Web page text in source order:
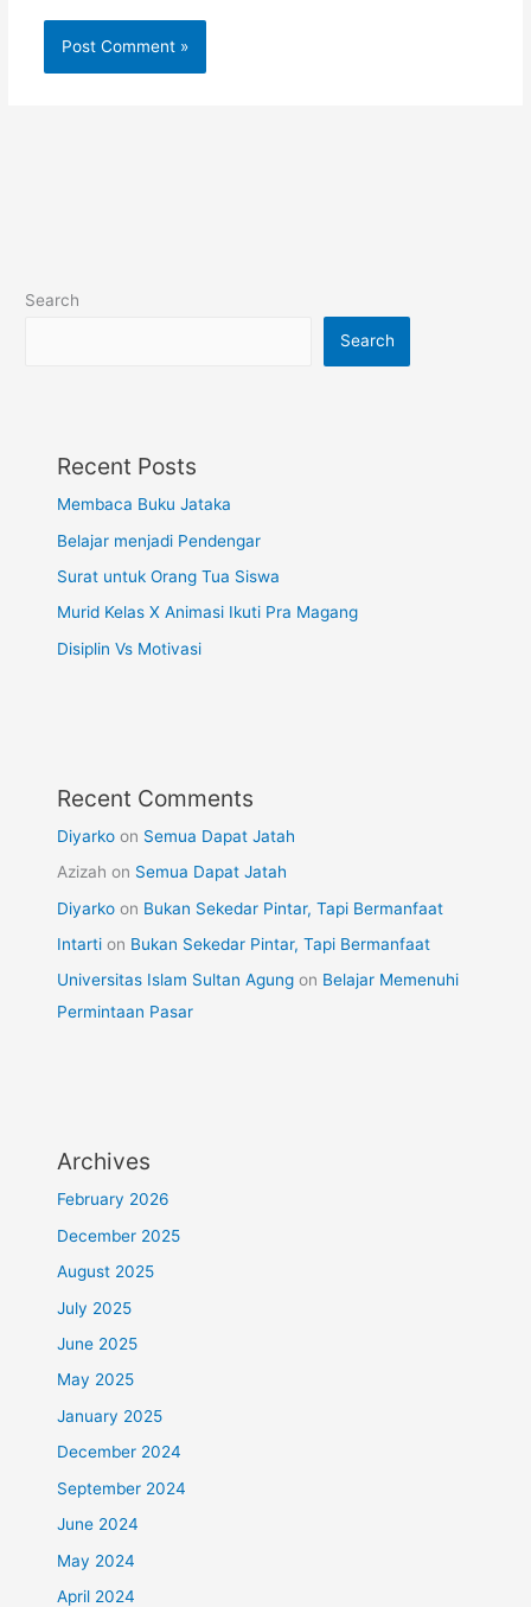
Search
Search
Recent Posts
Membaca Buku Jataka
Belajar menjadi Pendengar
Surat untuk Orang Tua Siswa
Murid Kelas X Animasi Ikuti Pra Magang
Disiplin Vs Motivasi
Recent Comments
Diyarko on Semua Dapat Jatah
Azizah on Semua Dapat Jatah
Diyarko on Bukan Sekedar Pintar, Tapi Bermanfaat
Intarti on Bukan Sekedar Pintar, Tapi Bermanfaat
Universitas Islam Sultan Agung on Belajar Memenuhi
Permintaan Pasar
Archives
February 2026
December 2025
August 2025
July 2025
June 2025
May 2025
January 2025
December 2024
September 2024
June 2024
May 2024
April 2024